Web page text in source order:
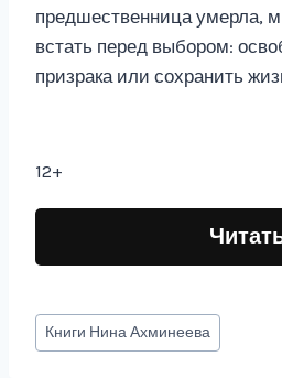
предшественница умерла,
встать перед выбором:
призрака или сохранить
12+
Метки
записи:
Книги Нина Ахминеева